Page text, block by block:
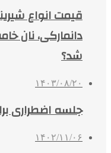
قیمت انواع
دانمارکی، نان
شد؟
۱۴۰۳/۰۸/۲۰
جلسه اضطراری
۱۴۰۲/۱۱/۰۶